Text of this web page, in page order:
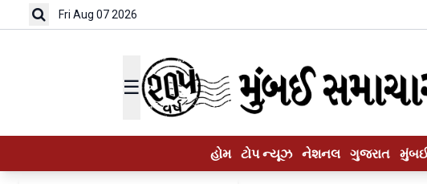
Fri Aug 07 2026
☰
હોમ ટોપ ન્યૂઝ નેશનલ ગુજરાત